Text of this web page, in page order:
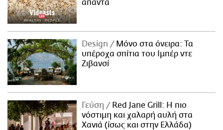
απαντά
Design
Μόνο στα όνειρα: Τα
υπέροχα σπίτια του Ιμπέρ ντε
Ζιβανσί
Γεύση
Red Jane Grill: Η πιο
νόστιμη και χαλαρή αυλή στα
Χανιά (ίσως και στην Ελλάδα)